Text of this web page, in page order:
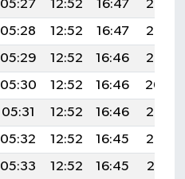
05:27 12:52 16:47
20:07
05:28 12:52 16:47
20:06
05:29 12:52 16:46
20:05
05:30 12:52 16:46
20:04
05:31 12:52 16:46
20:03
05:32 12:52 16:45
20:02
05:33 12:52 16:45
20:01